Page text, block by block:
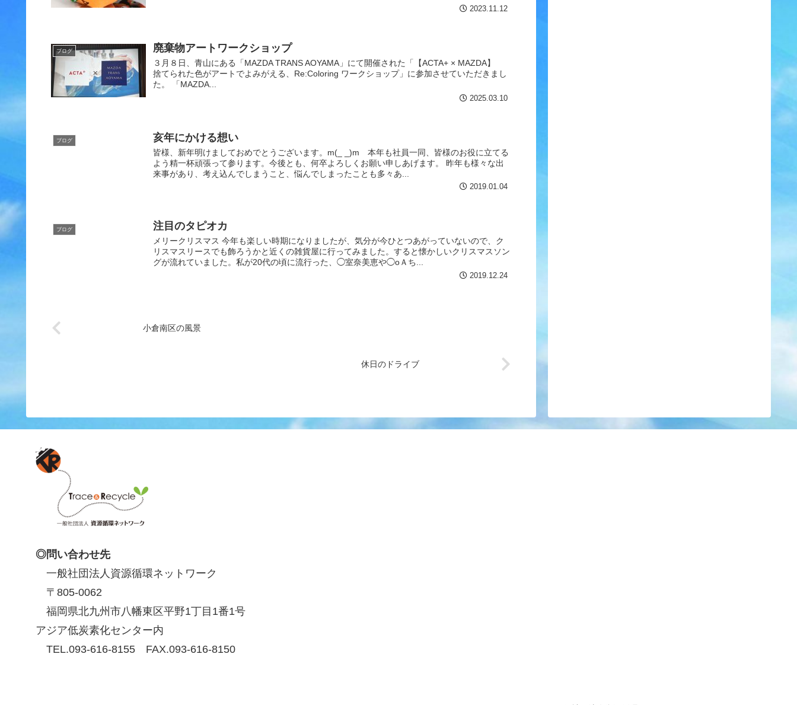
2023.11.12
ブログ 廃棄物アートワークショップ
３月８日、青山にある「MAZDA TRANS AOYAMA」にて開催された「【ACTA+ × MAZDA】
捨てられた色がアートでよみがえる、Re:Coloring ワークショップ」に参加させていただきまし
た。 「MAZDA...
2025.03.10
ブログ 亥年にかける想い
皆様、新年明けましておめでとうございます。m(_ _)m 本年も社員一同、皆様のお役に立てる
よう精一杯頑張って参ります。今後とも、何卒よろしくお願い申しあげます。 昨年も様々な出
来事があり、考え込んでしまうこと、悩んでしまったことも多々あ...
2019.01.04
ブログ 注目のタピオカ
メリークリスマス 今年も楽しい時期になりましたが、気分が今ひとつあがっていないので、ク
リスマスリースでも飾ろうかと近くの雑貨屋に行ってみました。すると懐かしいクリスマスソン
グが流れていました。私が20代の頃に流行った、◯室奈美恵や◯oＡち...
2019.12.24
小倉南区の風景
休日のドライブ
◎問い合わせ先
一般社団法人資源循環ネットワーク
〒805-0062
福岡県北九州市八幡東区平野1丁目1番1号
アジア低炭素化センター内
TEL.093-616-8155 FAX.093-616-8150